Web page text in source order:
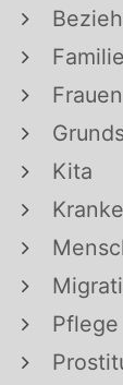
Frauen
Kita
Pflege